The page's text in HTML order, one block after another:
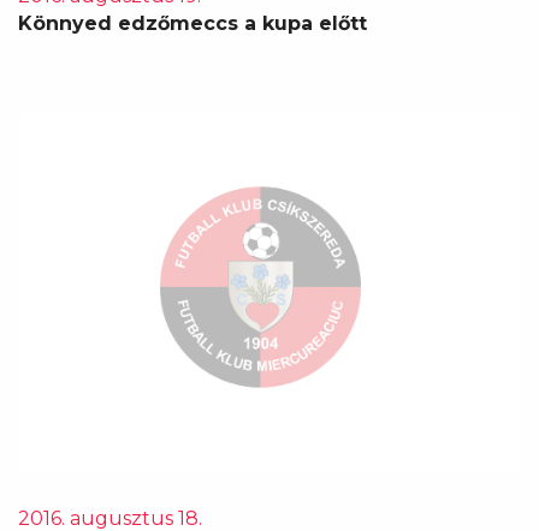
Könnyed edzőmeccs a kupa előtt
2016. augusztus 18.